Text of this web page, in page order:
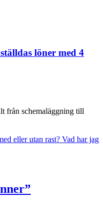
löner med 4
från schemaläggning till
eller utan rast? Vad har jag